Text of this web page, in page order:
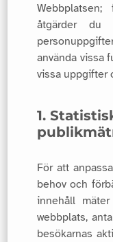
åtgärder
använda vissa
vissa uppgifter
1.
För att
behov och
innehåll
webbplats,
besökarnas